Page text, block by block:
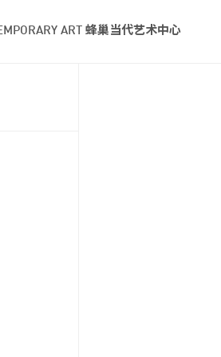
ART 蜂巢当代艺术中心